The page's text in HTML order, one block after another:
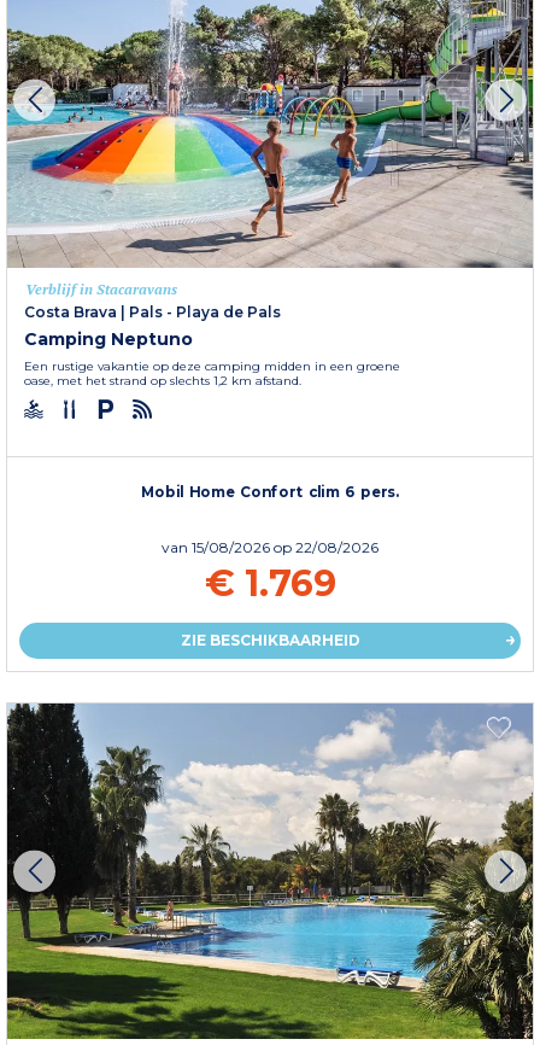
Verblijf in Stacaravans
Costa Brava
Pals - Playa de Pals
Camping Neptuno
Een rustige vakantie op deze camping midden in een groene
oase, met het strand op slechts 1,2 km afstand.
Mobil Home Confort clim 6 pers.
van 15/08/2026 op 22/08/2026
€ 1.769
ZIE BESCHIKBAARHEID